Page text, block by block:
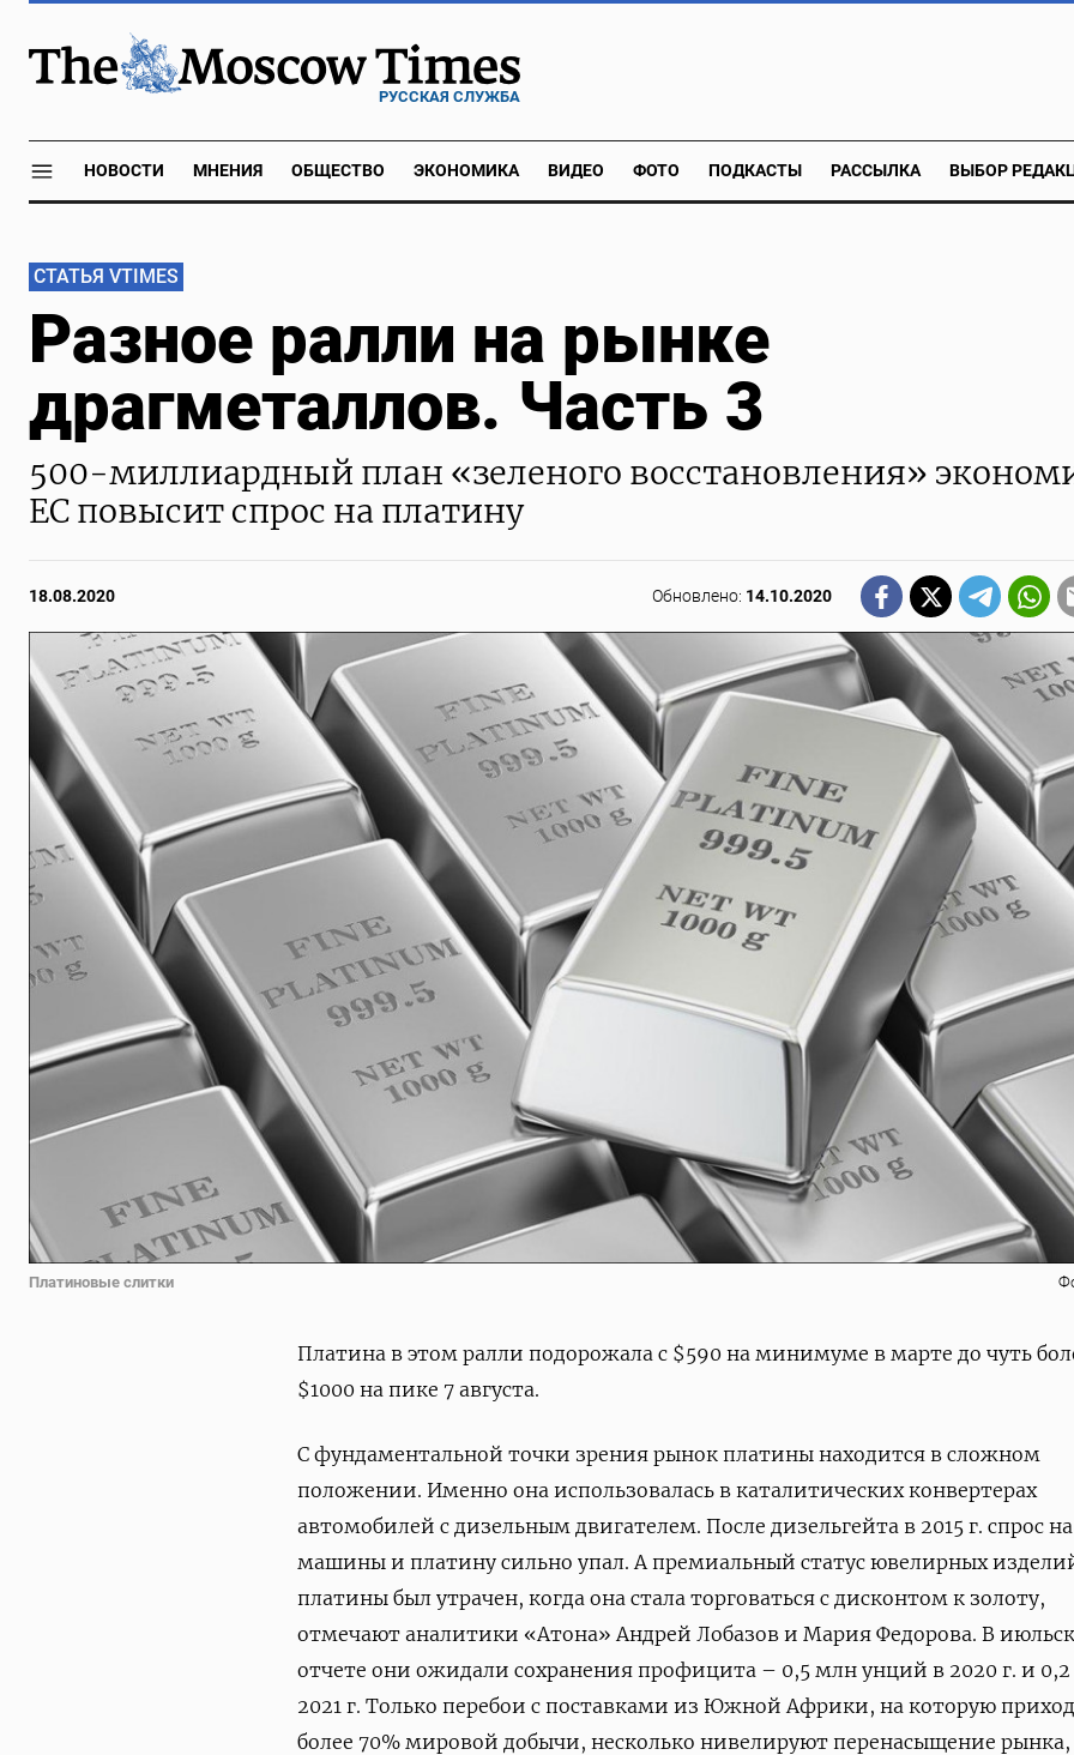
РУССКАЯ СЛУЖБА
НОВОСТИ МНЕНИЯ ОБЩЕСТВО ЭКОНОМИКА ВИДЕО ФОТО ПОДКАСТЫ РАССЫЛКА ВЫБОР
СТАТЬЯ VTIMES
Разное ралли на рынке
драгметаллов. Часть 3
500-миллиардный план «зеленого восстановления»
ЕС повысит спрос на платину
18.08.2020 Обновлено: 14.10.2020
Платиновые слитки
Платина в этом ралли подорожала с $590 на минимуме в марте до чуть
$1000 на пике 7 августа.
С фундаментальной точки зрения рынок платины находится в сложном
положении. Именно она использовалась в каталитических конвертерах
автомобилей с дизельным двигателем. После дизельгейта в 2015 г. спрос
машины и платину сильно упал. А премиальный статус ювелирных
платины был утрачен, когда она стала торговаться с дисконтом к золоту,
отмечают аналитики «Атона» Андрей Лобазов и Мария Федорова. В
отчете они ожидали сохранения профицита – 0,5 млн унций в 2020 г. и
2021 г. Только перебои с поставками из Южной Африки, на которую
более 70% мировой добычи, несколько нивелируют перенасыщение рынка,